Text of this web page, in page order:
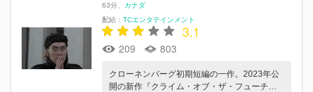
63分
カナダ
配給： TCエンタテインメント
3.1
209 803
クローネンバーグ初期短編の⼀作。2023年公
開の新作『クライム・オブ・ザ・フューチ…